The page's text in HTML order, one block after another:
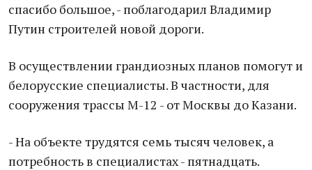
спасибо большое, - поблагодарил Владимир
Путин строителей новой дороги.
В осуществлении грандиозных планов помогут и
белорусские специалисты. В частности, для
сооружения трассы М-12 - от Москвы до Казани.
- На объекте трудятся семь тысяч человек, а
потребность в специалистах - пятнадцать.